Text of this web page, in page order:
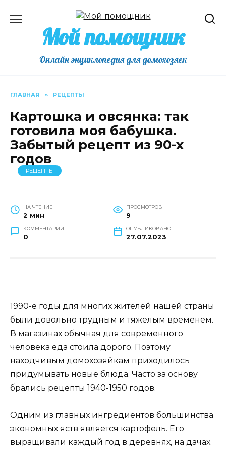
содержаниюМой помощник
Онлайн энциклопедия для домохозяек
ГЛАВНАЯ » РЕЦЕПТЫ
Картошка и овсянка: так
готовила моя бабушка.
Забытый рецепт из 90-х
годов
РЕЦЕПТЫ
НА ЧТЕНИЕ
2 мин
ПРОСМОТРОВ
9
КОММЕНТАРИИ
0
ОПУБЛИКОВАНО
27.07.2023
1990-е годы для многих жителей нашей страны
были довольно трудным и тяжелым временем.
В магазинах обычная для современного
человека еда стоила дорого. Поэтому
находчивым домохозяйкам приходилось
придумывать новые блюда. Часто за основу
брались рецепты 1940-1950 годов.
Одним из главных ингредиентов большинства
экономных яств является картофель. Его
выращивали каждый год в деревнях, на дачах.